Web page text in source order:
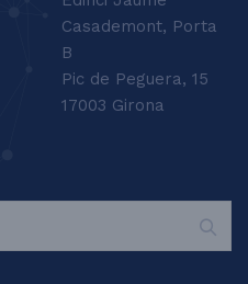
Casademont, Porta
B
Pic de Peguera, 15
17003 Girona